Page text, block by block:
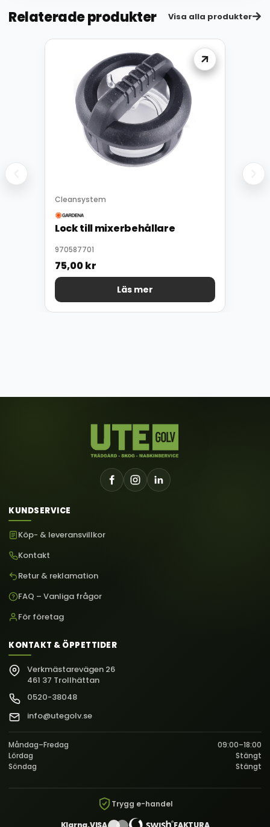
Relaterade produkter Visa alla produkter
Cleansystem
Lock till mixerbehållare
970587701
75,00kr
Läs mer
KUNDSERVICE
Köp- & leveransvillkor
Kontakt
Retur & reklamation
FAQ – Vanliga frågor
För företag
KONTAKT & ÖPPETTIDER
Verkmästarevägen 26
461 37 Trollhättan
0520-38048
info@utegolv.se
Måndag–Fredag
09:00–18:00
Lördag
Stängt
Söndag
Stängt
Trygg e-handel
Klarna.VISA FAKTURA